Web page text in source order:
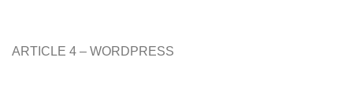
ARTICLE 4 – WORDPRESS